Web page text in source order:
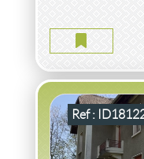
Ref :
MAISON DE
9